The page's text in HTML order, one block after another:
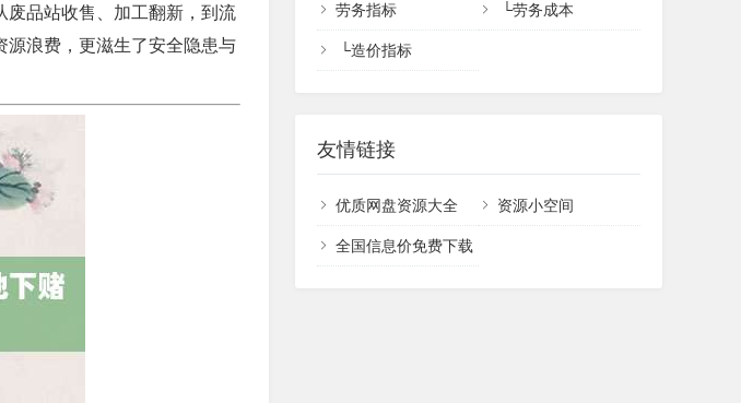
废品站收售、加工翻新，到流
源浪费，更滋生了安全隐患与
劳务指标 └劳务成本
└造价指标
友情链接
优质网盘资源大全 资源小空间
全国信息价免费下载